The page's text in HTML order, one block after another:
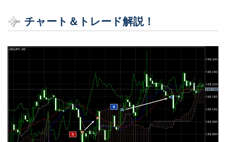
チャート＆トレード解説！